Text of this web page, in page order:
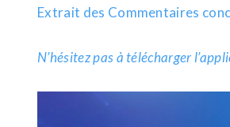
Extrait des Commentaires
N’hésitez pas à télécharger